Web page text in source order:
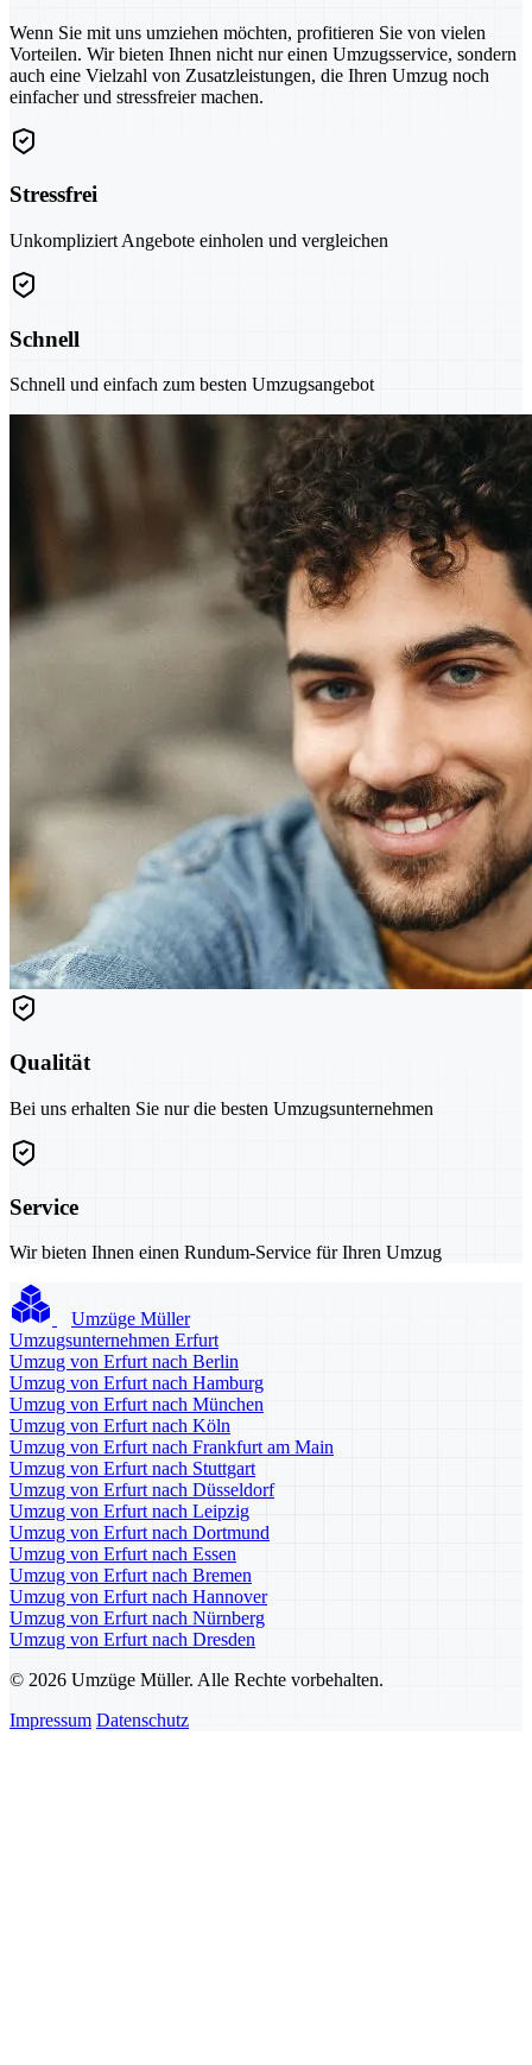
Wenn Sie mit uns umziehen möchten, profitieren Sie von vielen
Vorteilen. Wir bieten Ihnen nicht nur einen Umzugsservice, sondern
auch eine Vielzahl von Zusatzleistungen, die Ihren Umzug noch
einfacher und stressfreier machen.
Stressfrei
Unkompliziert Angebote einholen und vergleichen
Schnell
Schnell und einfach zum besten Umzugsangebot
Qualität
Bei uns erhalten Sie nur die besten Umzugsunternehmen
Service
Wir bieten Ihnen einen Rundum-Service für Ihren Umzug
Umzüge Müller
Umzugsunternehmen Erfurt
Umzug von Erfurt nach Berlin
Umzug von Erfurt nach Hamburg
Umzug von Erfurt nach München
Umzug von Erfurt nach Köln
Umzug von Erfurt nach Frankfurt am Main
Umzug von Erfurt nach Stuttgart
Umzug von Erfurt nach Düsseldorf
Umzug von Erfurt nach Leipzig
Umzug von Erfurt nach Dortmund
Umzug von Erfurt nach Essen
Umzug von Erfurt nach Bremen
Umzug von Erfurt nach Hannover
Umzug von Erfurt nach Nürnberg
Umzug von Erfurt nach Dresden
© 2026 Umzüge Müller. Alle Rechte vorbehalten.
Impressum Datenschutz